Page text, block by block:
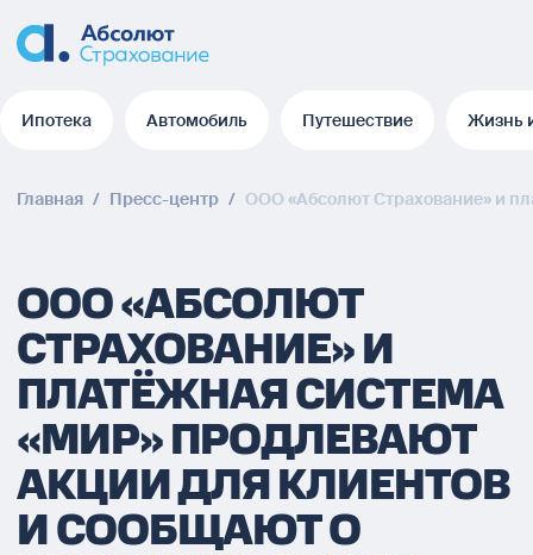
Ипотека Автомобиль Путешествие Жизнь
Главная / Пресс-центр / ООО «Абсолют Страхование» и
ООО «АБСОЛЮТ
СТРАХОВАНИЕ» И
ПЛАТЁЖНАЯ СИСТЕМА
«МИР» ПРОДЛЕВАЮТ
АКЦИИ ДЛЯ КЛИЕНТОВ
И СООБЩАЮТ О